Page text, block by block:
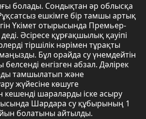
болады. Сондықтан әр облысқа
ешкімге бір тамшы артық
Үкімет отырысында Премьер-
Әсіресе құрғақшылық қауіпі
тіршілік нәрімен тұрақты
Бұл орайда су үнемдейтін
енгізген абзал. Дәлірек
тамшылатып және
жүйесіне көшуге
шараларды іске асыру
Шардара су құбырының 1
болатыны айтылды.